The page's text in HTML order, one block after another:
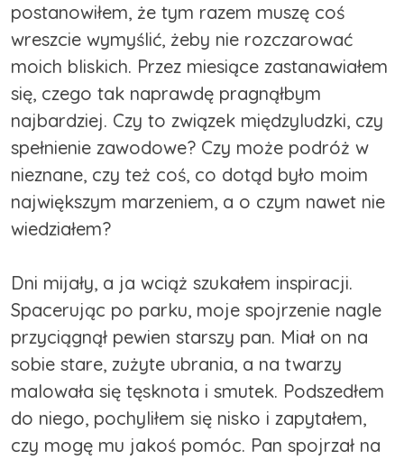
postanowiłem, że tym razem muszę coś
wreszcie wymyślić, żeby nie rozczarować
moich bliskich. Przez miesiące zastanawiałem
się, czego tak naprawdę pragnąłbym
najbardziej. Czy to związek międzyludzki, czy
spełnienie zawodowe? Czy może podróż w
nieznane, czy też coś, co dotąd było moim
największym marzeniem, a o czym nawet nie
wiedziałem?
Dni mijały, a ja wciąż szukałem inspiracji.
Spacerując po parku, moje spojrzenie nagle
przyciągnął pewien starszy pan. Miał on na
sobie stare, zużyte ubrania, a na twarzy
malowała się tęsknota i smutek. Podszedłem
do niego, pochyliłem się nisko i zapytałem,
czy mogę mu jakoś pomóc. Pan spojrzał na